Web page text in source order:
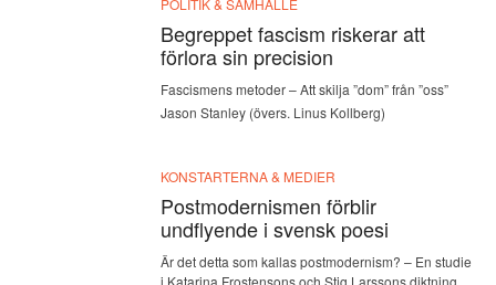
POLITIK & SAMHÄLLE
Begreppet fascism riskerar att
förlora sin precision
Fascismens metoder – Att skilja ”dom” från ”oss”
Jason Stanley (övers. Linus Kollberg)
KONSTARTERNA & MEDIER
Postmodernismen förblir
undflyende i svensk poesi
Är det detta som kallas postmodernism? – En studie
i Katarina Frostensons och Stig Larssons diktning